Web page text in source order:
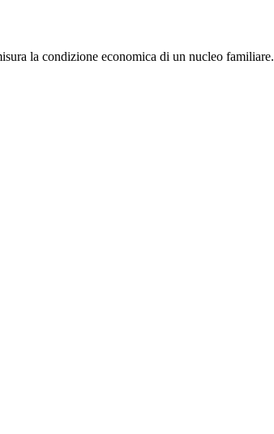
la condizione economica di un nucleo familiare.